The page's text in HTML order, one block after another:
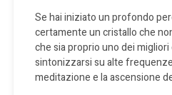
Se hai iniziato un profondo
certamente un cristallo che
che sia proprio uno dei
sintonizzarsi su alte
meditazione e la ascensione